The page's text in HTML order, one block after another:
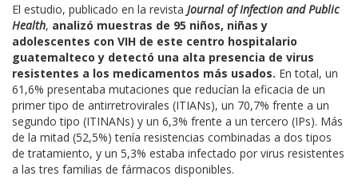
El estudio, publicado en la revista Journal of Infection and Public
Health, analizó muestras de 95 niños, niñas y
adolescentes con VIH de este centro hospitalario
guatemalteco y detectó una alta presencia de virus
resistentes a los medicamentos más usados. En total, un
61,6% presentaba mutaciones que reducían la eficacia de un
primer tipo de antirretrovirales (ITIANs), un 70,7% frente a un
segundo tipo (ITINANs) y un 6,3% frente a un tercero (IPs). Más
de la mitad (52,5%) tenía resistencias combinadas a dos tipos
de tratamiento, y un 5,3% estaba infectado por virus resistentes
a las tres familias de fármacos disponibles.